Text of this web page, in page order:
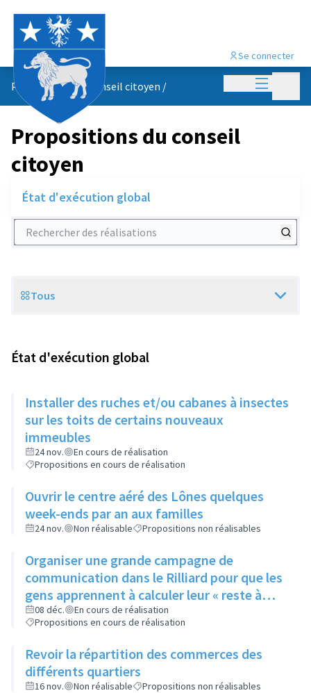
Menu
Se connecter
Propositions du conseil citoyen /
Propositions du conseil
citoyen
État d'exécution global
Rechercher des réalisations
Scope
Tous
État d'exécution global
Installer des ruches et/ou cabanes à insectes
sur les toits de certains nouveaux
immeubles
24 nov.
En cours de réalisation
Propositions en cours de réalisation
Ouvrir le centre aéré des Lônes quelques
week-ends par an aux familles
24 nov. Non réalisable Propositions non réalisables
Organiser une grande campagne de
communication dans le Rilliard pour que les
gens apprennent à calculer leur « reste à
vivre »
08 déc.
En cours de réalisation
Propositions en cours de réalisation
Revoir la répartition des commerces des
différents quartiers
16 nov. Non réalisable Propositions non réalisables